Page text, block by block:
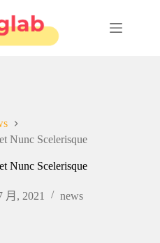
Nunc Scelerisque
Nunc Scelerisque
月, 2021 news